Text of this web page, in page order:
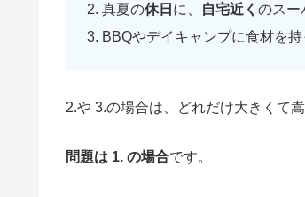
真夏の休日 に、 自宅近くのスー
BBQやデイキャンプに食材を持
2.や 3.の場合は、どれだけ大きくて
問題は 1. の場合です。